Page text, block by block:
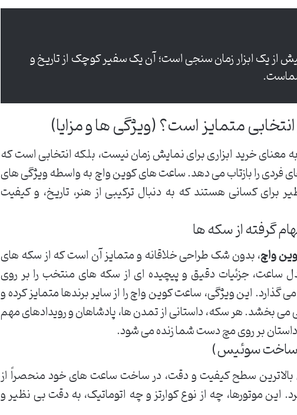
از یک ابزار زمان سنجی است؛ آن یک سفیر کوچک از تاریخ و
متمایز است؟ (ویژگی ها و مزایا)
معنای خرید ابزاری برای نمایش زمان نیست، بلکه انتخابی است که
فردی را بازتاب می دهد. ساعت های کوین واچ به واسطه ویژگی های
برای کسانی هستند که به دنبال ترکیبی از هنر، تاریخ، و کیفیت
گرفته از سکه ها
واچ، بدون شک طراحی خلاقانه و متمایز آن است که از سکه های
ساعت، جزئیات دقیق و پیچیده ای از سکه های منتخب را بر روی
این ویژگی، ساعت کوین واچ را از سایر برندها متمایز کرده و
می بخشد. هر سکه، داستانی از تمدن ها، پادشاهان و رویدادهای مهم
داستان بر روی مچ دست شما زنده می شود.
(ساخت سوئیس)
سطح کیفیت و دقت، در ساخت ساعت های خود منحصراً از
این موتورها، چه از نوع کوارتز و چه اتوماتیک، به دقت بی نظیر و